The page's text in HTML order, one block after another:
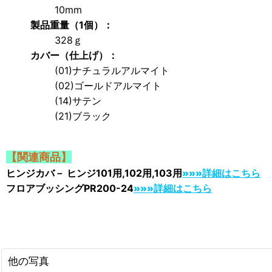
10mm
製品重量（1個）：
328ｇ
カバー（仕上げ）：
(01)ナチュラルアルマイト
(02)ゴールドアルマイト
(14)サテン
(21)ブラック
【関連商品】
ヒンジカバ－ ヒンジ101用,102用,103用»»»詳細はこちら
フロアブッシングPR200-24»»»詳細はこちら
他の写真